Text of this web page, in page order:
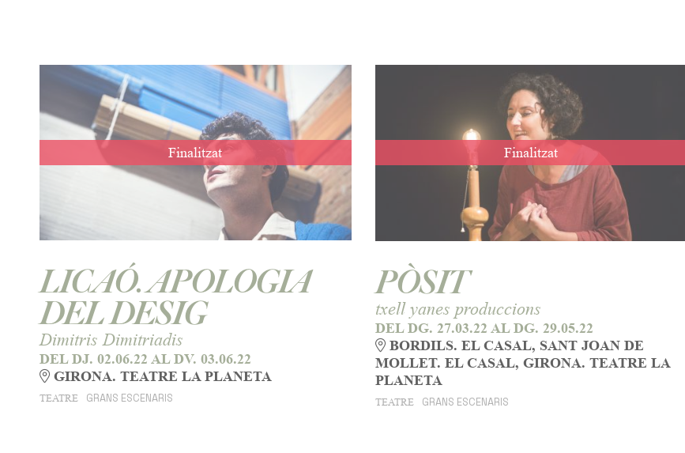
Finalitzat
LICAÓ. APOLOGIA
DEL DESIG
Dimitris Dimitriadis
DEL DJ. 02.06.22 AL DV. 03.06.22
GIRONA. TEATRE LA PLANETA
TEATRE GRANS ESCENARIS
Finalitzat
PÒSIT
txell yanes produccions
DEL DG. 27.03.22 AL DG. 29.05.22
BORDILS. EL CASAL, SANT JOAN DE
MOLLET. EL CASAL, GIRONA. TEATRE LA
PLANETA
TEATRE GRANS ESCENARIS